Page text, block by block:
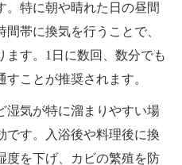
。特に朝や晴れた日の昼間
帯に換気を行うことで、
ます。1日に数回、数分でも
ことが推奨されます。
湿気が特に溜まりやすい場
です。入浴後や料理後に換
度を下げ、カビの繁殖を防